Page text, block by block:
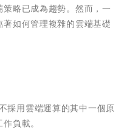
略已成為趨勢。然而，一
如何管理複雜的雲端基礎
用雲端運算的其中一個原
負載。